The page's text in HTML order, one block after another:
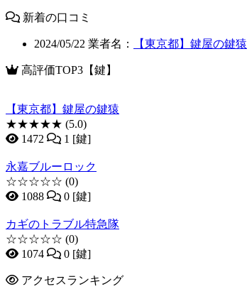
新着の口コミ
2024/05/22 業者名： 【東京都】鍵屋の鍵猿
高評価TOP3【鍵】
【東京都】鍵屋の鍵猿
★★★★★ (5.0)
1472
1 [鍵]
永嘉ブルーロック
☆☆☆☆☆ (0)
1088
0 [鍵]
カギのトラブル特急隊
☆☆☆☆☆ (0)
1074
0 [鍵]
アクセスランキング